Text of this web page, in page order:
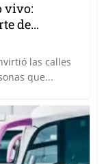
vivo:
de...
las calles
que...